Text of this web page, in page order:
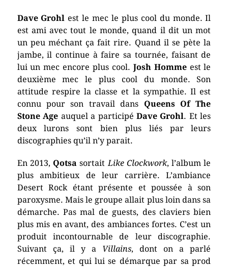
Dave Grohl est le mec le plus cool du monde. Il
est ami avec tout le monde, quand il dit un mot
un peu méchant ça fait rire. Quand il se pète la
jambe, il continue à faire sa tournée, faisant de
lui un mec encore plus cool. Josh Hommeest le
deuxième mec le plus cool du monde. Son
attitude respire la classe et la sympathie. Il est
connu pour son travail dans Queens Of The
Stone Age auquel a participé Dave Grohl. Et les
deux lurons sont bien plus liés par leurs
discographies qu’il n’y parait.
En 2013, Qotsa sortaitLike Clockwork, l’album le
plus ambitieux de leur carrière. L’ambiance
Desert Rock étant présente et poussée à son
paroxysme. Mais le groupe allait plus loin dans sa
démarche. Pas mal de guests, des claviers bien
plus mis en avant, des ambiances fortes. C’est un
produit incontournable de leur discographie.
Suivant ça, il y a Villains, dont on a parlé
récemment, et qui lui se démarque par sa prod